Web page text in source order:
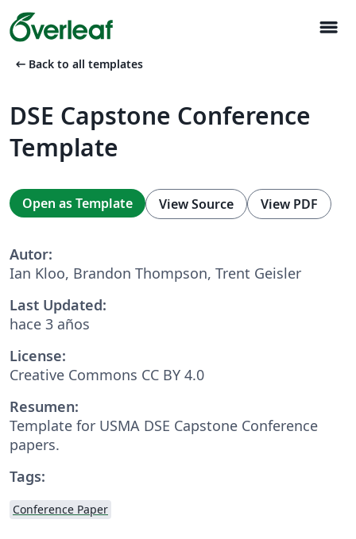
menu
arrow_left_alt Back to all templates
DSE Capstone Conference
Template
Open as Template View Source View PDF
Autor:
Ian Kloo, Brandon Thompson, Trent Geisler
Last Updated:
hace 3 años
License:
Creative Commons CC BY 4.0
Resumen:
Template for USMA DSE Capstone Conference
papers.
Tags:
Conference Paper